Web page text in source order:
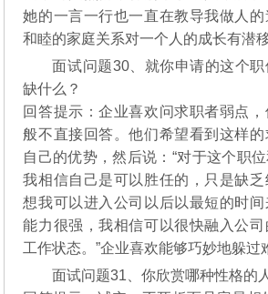
她的一言一行也一直在教导我做人的
和睦的家庭关系对一个人的成长有潜
面试问题30、就你申请的这个
缺什么？
回答提示：企业喜欢问求职者弱点
般不直接回答。他们希望看到这样
自己的优势，然后说：“对于这个职
我相信自己是可以胜任的，只是缺
想我可以进入公司以后以最短的时
能力很强，我相信可以很快融入公
工作状态。”企业喜欢能够巧妙地躲过
面试问题31、你欣赏哪种性格的